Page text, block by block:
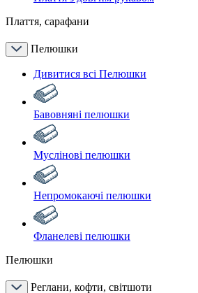
Плаття, сарафани
Пелюшки
Дивитися всі Пелюшки
Бавовняні пелюшки
Муслінові пелюшки
Непромокаючі пелюшки
Фланелеві пелюшки
Пелюшки
Реглани, кофти, світшоти